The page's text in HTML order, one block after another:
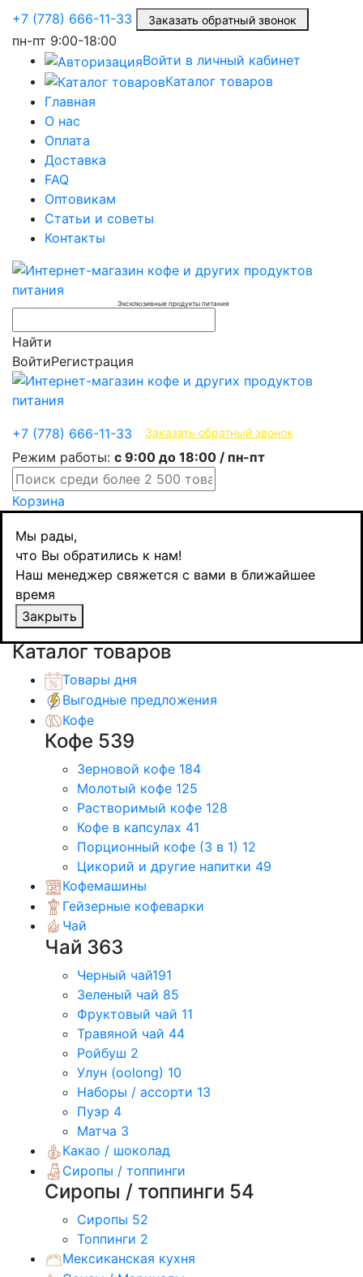
+7 (778) 666-11-33 Заказать обратный звонок
пн-пт 9:00-18:00
Войти в личный кабинет
Каталог товаров
Главная
О нас
Оплата
Доставка
FAQ
Оптовикам
Статьи и советы
Контакты
Эксклюзивные продукты питания
Найти
ВойтиРегистрация
+7 (778) 666-11-33 Заказать обратный звонок
Режим работы: с 9:00 до 18:00 / пн-пт
Корзина
Мы рады,
что Вы обратились к нам!
Наш менеджер свяжется с вами в ближайшее
время
Закрыть
Чай
Черный чай
Азерчай чай черный Армуду Breakfast, 100
пакетиков
Назадтоваров
Каталог товаров
Товары дня
Выгодные предложения
Кофе
Кофе 539
Зерновой кофе 184
Молотый кофе 125
Растворимый кофе 128
Кофе в капсулах 41
Порционный кофе (3 в 1) 12
Цикорий и другие напитки 49
Кофемашины
Гейзерные кофеварки
Чай
Чай 363
Черный чай191
Зеленый чай 85
Фруктовый чай 11
Травяной чай 44
Ройбуш 2
Улун (oolong) 10
Наборы / ассорти 13
Пуэр 4
Матча 3
Какао / шоколад
Сиропы / топпинги
Сиропы / топпинги 54
Сиропы 52
Топпинги 2
Мексиканская кухня